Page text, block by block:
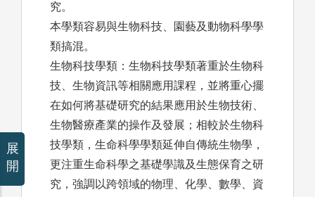
究。
本學類容易與生物科技、園藝及動物科學學
類搞混。
生物科技學類：生物科技學類著重於生物科
技、生物資訊等相關應用課程，並將重心擺
在如何將基礎研究的結果應用於生物技術、
生物醫療產業的操作及發展；相較於生物科
技學類，生命科學學類延伸自傳統生物學，
更注重生命科學之基礎學識及生態保育之研
究，強調以跨領域的物理、化學、數學、資
展
開